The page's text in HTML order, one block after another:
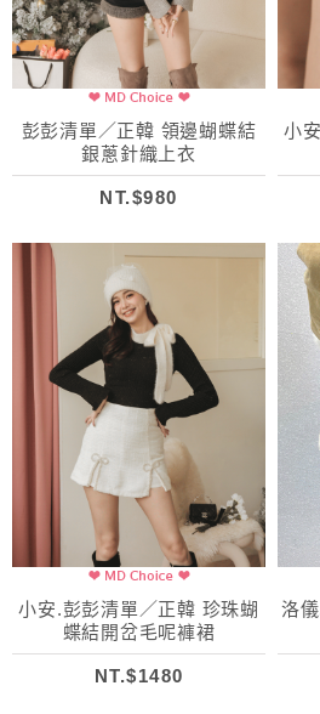
彭彭清單／正韓 領邊蝴蝶結
銀蔥針織上衣
NT.$980
小
小安.彭彭清單／正韓 珍珠蝴
蝶結開岔毛呢褲裙
NT.$1480
洛